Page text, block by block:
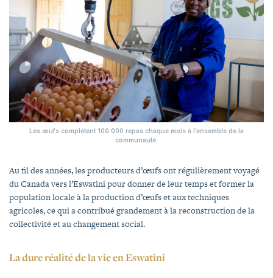
Les œufs complètent 100 000 repas chaque mois à l’ensemble de la
communauté.
Au fil des années, les producteurs d’œufs ont régulièrement voyagé
du Canada vers l’Eswatini pour donner de leur temps et former la
population locale à la production d’œufs et aux techniques
agricoles, ce qui a contribué grandement à la reconstruction de la
collectivité et au changement social.
La dure réalité de la vie en Eswatini